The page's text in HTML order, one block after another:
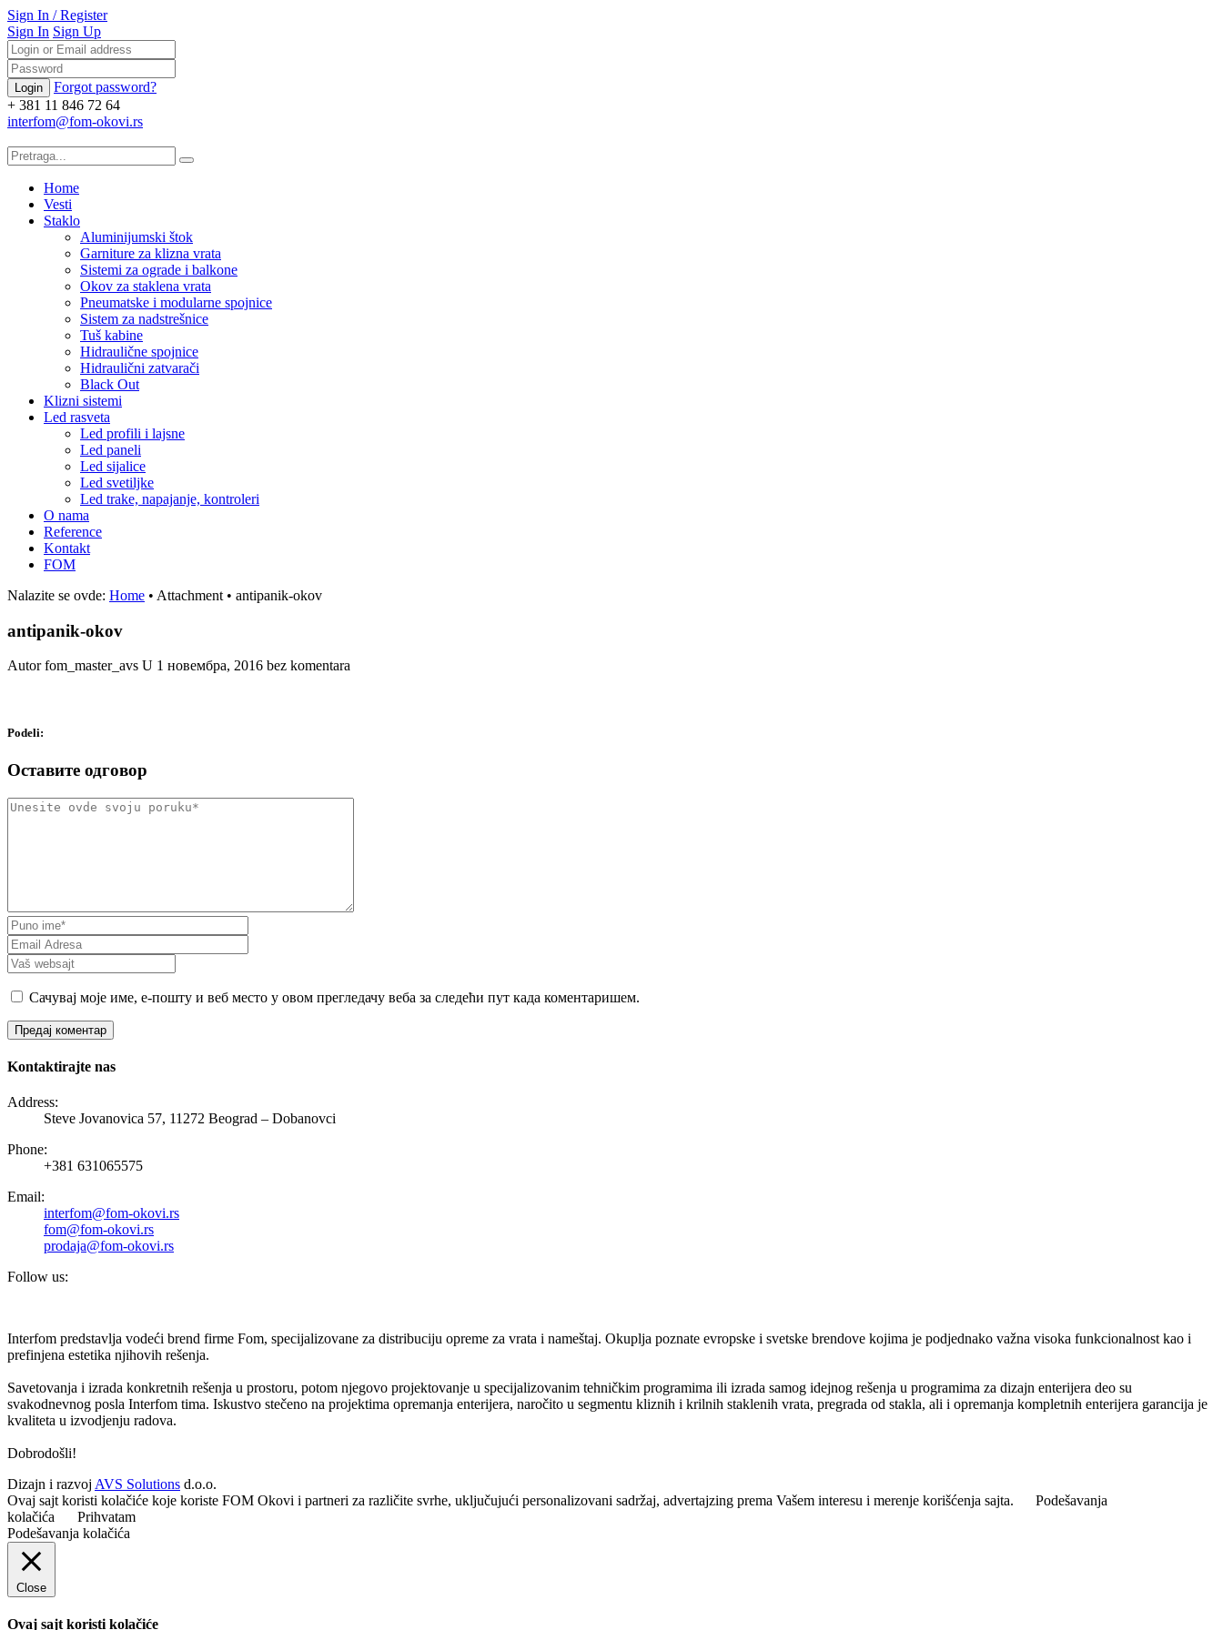
Sign In / Register
Sign In Sign Up
Forgot password?
+ 381 11 846 72 64
interfom@fom-okovi.rs
Home
Vesti
Staklo
Aluminijumski štok
Garniture za klizna vrata
Sistemi za ograde i balkone
Okov za staklena vrata
Pneumatske i modularne spojnice
Sistem za nadstrešnice
Tuš kabine
Hidraulične spojnice
Hidraulični zatvarači
Black Out
Klizni sistemi
Led rasveta
Led profili i lajsne
Led paneli
Led sijalice
Led svetiljke
Led trake, napajanje, kontroleri
O nama
Reference
Kontakt
FOM
Nalazite se ovde: Home • Attachment • antipanik-okov
antipanik-okov
Autor fom_master_avs U 1 новембра, 2016 bez komentara
Podeli:
Оставите одговор
Сачувај моје име, е-пошту и веб место у овом прегледачу веба за следећи пут када коментаришем.
Kontaktirajte nas
Address:
Steve Jovanovica 57, 11272 Beograd – Dobanovci
Phone:
+381 631065575
Email:
interfom@fom-okovi.rs
fom@fom-okovi.rs
prodaja@fom-okovi.rs
Follow us:
Interfom predstavlja vodeći brend firme Fom, specijalizovane za distribuciju opreme za vrata i nameštaj. Okuplja poznate evropske i svetske brendove kojima je podjednako važna visoka funkcionalnost kao i
prefinjena estetika njihovih rešenja.
Savetovanja i izrada konkretnih rešenja u prostoru, potom njegovo projektovanje u specijalizovanim tehničkim programima ili izrada samog idejnog rešenja u programima za dizajn enterijera deo su
svakodnevnog posla Interfom tima. Iskustvo stečeno na projektima opremanja enterijera, naročito u segmentu kliznih i krilnih staklenih vrata, pregrada od stakla, ali i opremanja kompletnih enterijera garancija je
kvaliteta u izvodjenju radova.
Dobrodošli!
Dizajn i razvoj AVS Solutions d.o.o.
Ovaj sajt koristi kolačiće koje koriste FOM Okovi i partneri za različite svrhe, uključujući personalizovani sadržaj, advertajzing prema Vašem interesu i merenje korišćenja sajta.
Podešavanja
kolačića
Prihvatam
Podešavanja kolačića
Close
Ovaj sajt koristi kolačiće